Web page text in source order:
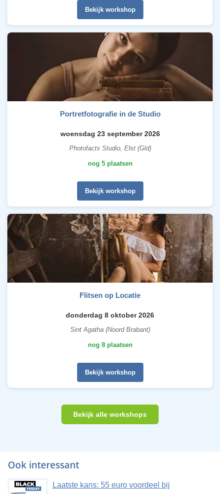
Bekijk workshop
Portretfotografie in de Studio
woensdag 23 september 2026
Photofacts Studio, Elst (Gld)
nog 5 plaatsen
Bekijk workshop
Flitsen op Locatie
donderdag 8 oktober 2026
Sint Agatha (Noord Brabant)
nog 8 plaatsen
Bekijk workshop
Bekijk alle workshops
Ook interessant
Laatste kans: 55 euro voordeel bij